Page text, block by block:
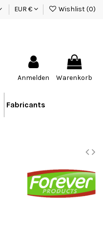
EUR € Wishlist (0)
Anmelden Warenkorb
Fabricants